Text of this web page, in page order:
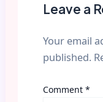
Leave a
Your email
published.
Comment *